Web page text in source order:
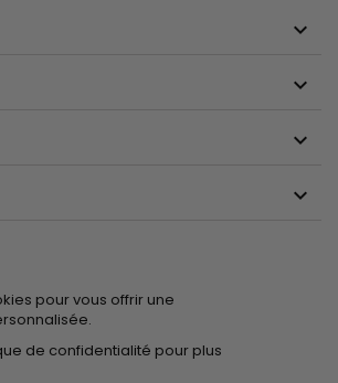




pour vous offrir une
de confidentialité pour plus